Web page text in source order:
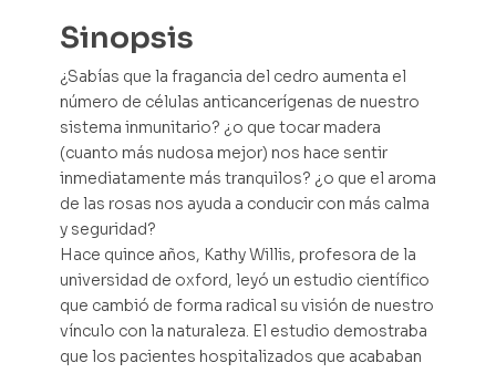
Sinopsis
¿Sabías que la fragancia del cedro aumenta el
número de células anticancerígenas de nuestro
sistema inmunitario? ¿o que tocar madera
(cuanto más nudosa mejor) nos hace sentir
inmediatamente más tranquilos? ¿o que el aroma
de las rosas nos ayuda a conducir con más calma
y seguridad?
Hace quince años, Kathy Willis, profesora de la
universidad de oxford, leyó un estudio científico
que cambió de forma radical su visión de nuestro
vínculo con la naturaleza. El estudio demostraba
que los pacientes hospitalizados que acababan